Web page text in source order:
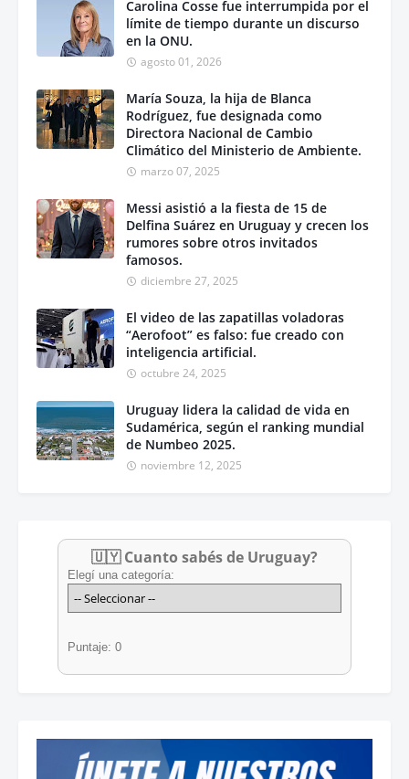
Carolina Cosse fue interrumpida por el
límite de tiempo durante un discurso
en la ONU.
agosto 01, 2026
María Souza, la hija de Blanca
Rodríguez, fue designada como
Directora Nacional de Cambio
Climático del Ministerio de Ambiente.
marzo 07, 2025
Messi asistió a la fiesta de 15 de
Delfina Suárez en Uruguay y crecen los
rumores sobre otros invitados
famosos.
diciembre 27, 2025
El video de las zapatillas voladoras
“Aerofoot” es falso: fue creado con
inteligencia artificial.
octubre 24, 2025
Uruguay lidera la calidad de vida en
Sudamérica, según el ranking mundial
de Numbeo 2025.
noviembre 12, 2025
🇺🇾 Cuanto sabés de Uruguay?
Elegí una categoría:
Puntaje: 0